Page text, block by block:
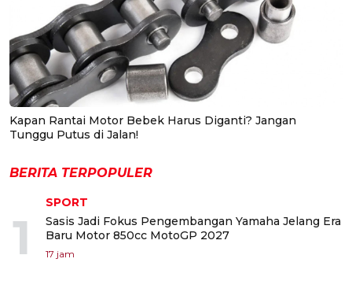
Kapan Rantai Motor Bebek Harus Diganti? Jangan
Tunggu Putus di Jalan!
BERITA TERPOPULER
1
SPORT
Sasis Jadi Fokus Pengembangan Yamaha Jelang Era
Baru Motor 850cc MotoGP 2027
17 jam